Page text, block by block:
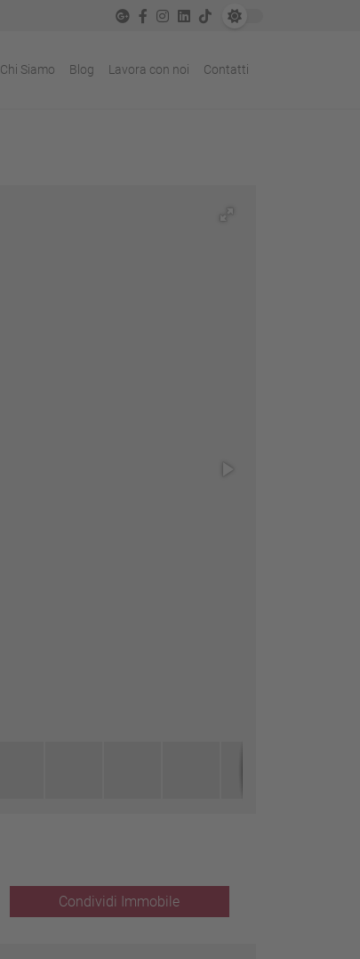
Chi Siamo Blog Lavora con noi Contatti
Condividi Immobile